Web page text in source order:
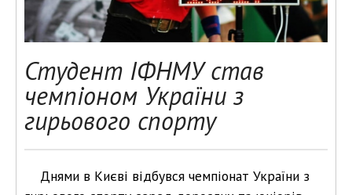
Студент ІФНМУ став
чемпіоном України з
гирьового спорту
Днями в Києві відбувся чемпіонат України з